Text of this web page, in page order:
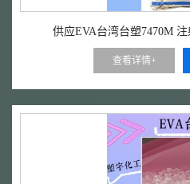
供应EVA台湾台塑7470M
查看详情+